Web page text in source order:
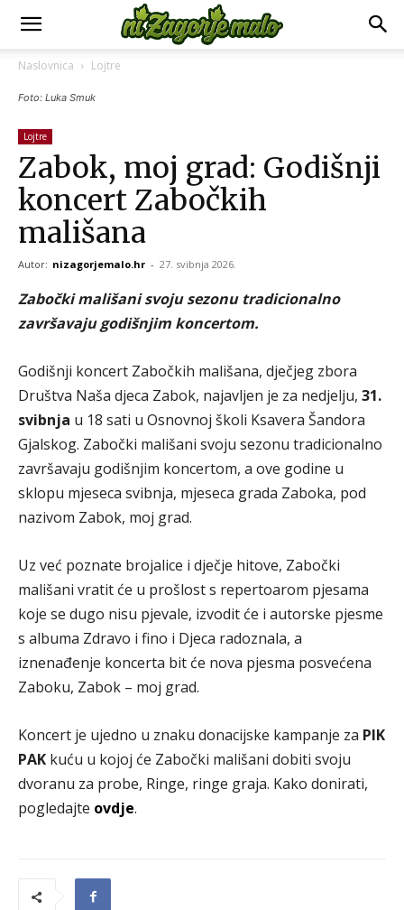
Naslovnica Lojtre
Foto: Luka Smuk
Lojtre
Zabok, moj grad: Godišnji
koncert Zabočkih
mališana
Autor: nizagorjemalo.hr - 27. svibnja 2026.
Zabočki mališani svoju sezonu tradicionalno
završavaju godišnjim koncertom.
Godišnji koncert Zabočkih mališana, dječjeg zbora
Društva Naša djeca Zabok, najavljen je za nedjelju, 31.
svibnja u 18 sati u Osnovnoj školi Ksavera Šandora
Gjalskog. Zabočki mališani svoju sezonu tradicionalno
završavaju godišnjim koncertom, a ove godine u
sklopu mjeseca svibnja, mjeseca grada Zaboka, pod
nazivom Zabok, moj grad.
Uz već poznate brojalice i dječje hitove, Zabočki
mališani vratit će u prošlost s repertoarom pjesama
koje se dugo nisu pjevale, izvodit će i autorske pjesme
s albuma Zdravo i fino i Djeca radoznala, a
iznenađenje koncerta bit će nova pjesma posvećena
Zaboku, Zabok – moj grad.
Koncert je ujedno u znaku donacijske kampanje za PIK
PAK kuću u kojoj će Zabočki mališani dobiti svoju
dvoranu za probe, Ringe, ringe graja. Kako donirati,
pogledajte ovdje.